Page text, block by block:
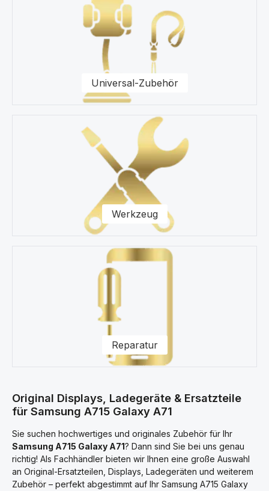
Universal-Zubehör
Werkzeug
Reparatur
Original Displays, Ladegeräte & Ersatzteile
für Samsung A715 Galaxy A71
Sie suchen hochwertiges und originales Zubehör für Ihr
Samsung A715 Galaxy A71? Dann sind Sie bei uns genau
richtig! Als Fachhändler bieten wir Ihnen eine große Auswahl
an Original-Ersatzteilen, Displays, Ladegeräten und weiterem
Zubehör – perfekt abgestimmt auf Ihr Samsung A715 Galaxy